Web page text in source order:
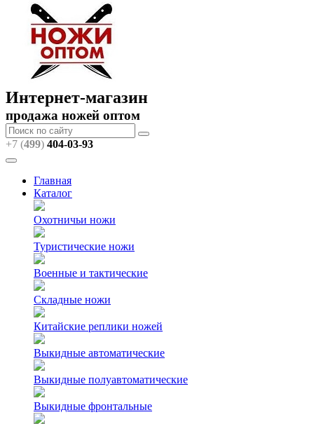
Интернет-магазин
продажа ножей оптом
+7 (499) 404-03-93
Главная
Каталог
Охотничьи ножи
Туристические ножи
Военные и тактические
Складные ножи
Китайские реплики ножей
Выкидные автоматические
Выкидные полуавтоматические
Выкидные фронтальные